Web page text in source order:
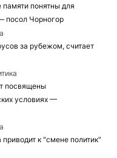
понятны для
посол Чорногор
за рубежом, считает
посвящены
условиях —
к "смене политик"